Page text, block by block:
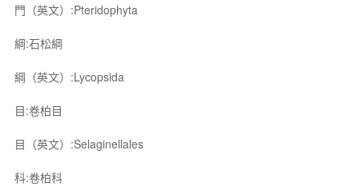
門（英文）:Pteridophyta
綱:石松綱
綱（英文）:Lycopsida
目:卷柏目
目（英文）:Selaginellales
科:卷柏科